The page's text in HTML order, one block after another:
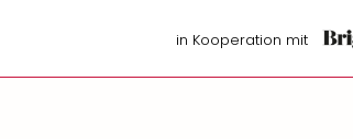
in Kooperation mit